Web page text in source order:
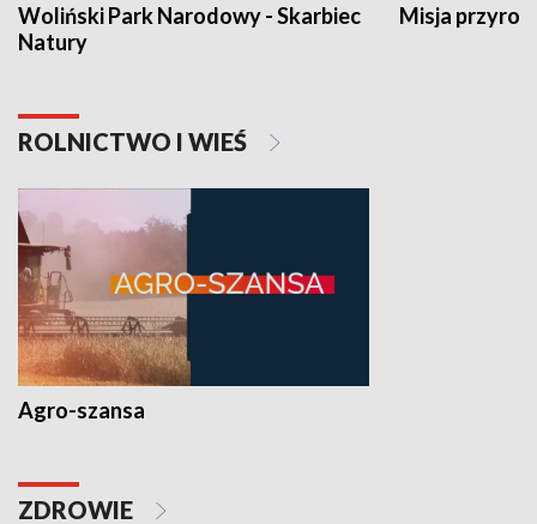
Woliński Park Narodowy - Skarbiec
Natury
Misja
ROLNICTWO I WIEŚ
Agro-szansa
ZDROWIE